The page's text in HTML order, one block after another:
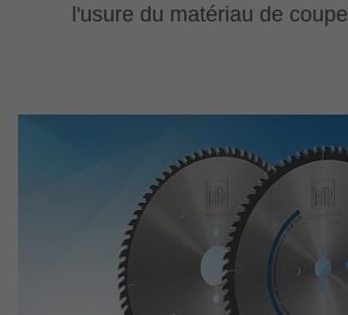
l'usure du matériau de coupe